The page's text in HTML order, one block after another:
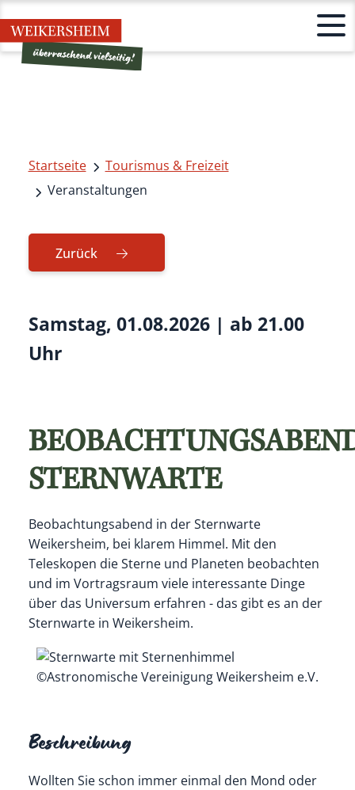
Startseite
Tourismus & Freizeit
Veranstaltungen
Zurück
Samstag, 01.08.2026 | ab 21.00
Uhr
STERNWARTE
Beobachtungsabend in der Sternwarte
Weikersheim, bei klarem Himmel. Mit den
Teleskopen die Sterne und Planeten beobachten
und im Vortragsraum viele interessante Dinge
über das Universum erfahren - das gibt es an der
Sternwarte in Weikersheim.
©Astronomische Vereinigung Weikersheim e.V.
Beschreibung
Wollten Sie schon immer einmal den Mond oder